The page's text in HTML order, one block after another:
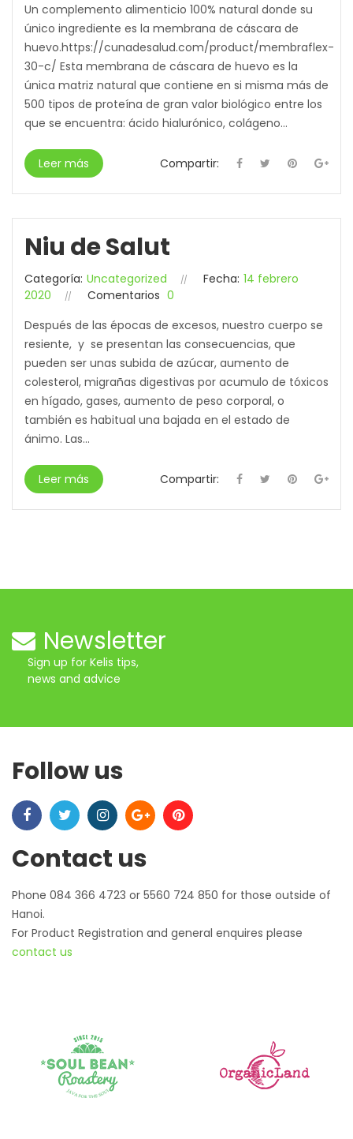
Un complemento alimenticio 100% natural donde su
único ingrediente es la membrana de cáscara de
huevo.https://cunadesalud.com/product/membraflex-
30-c/ Esta membrana de cáscara de huevo es la
única matriz natural que contiene en si misma más de
500 tipos de proteína de gran valor biológico entre los
que se encuentra: ácido hialurónico, colágeno...
Leer más Compartir:
Niu de Salut
Categoría: Uncategorized Fecha: 14 febrero
2020
Comentarios 0
Después de las épocas de excesos, nuestro cuerpo se
resiente, y se presentan las consecuencias, que
pueden ser unas subida de azúcar, aumento de
colesterol, migrañas digestivas por acumulo de tóxicos
en hígado, gases, aumento de peso corporal, o
también es habitual una bajada en el estado de
ánimo. Las...
Leer más Compartir:
Newsletter
Sign up for Kelis tips,
news and advice
Follow us
Contact us
Phone 084 366 4723 or 5560 724 850 for those outside of
Hanoi.
For Product Registration and general enquires please
contact us